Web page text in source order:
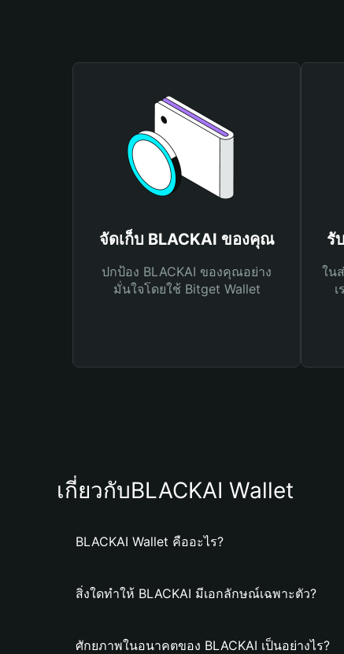
จัดเก็บ BLACKAI ของคุณ
ปกป้อง BLACKAI ของคุณอย่าง
มั่นใจโดยใช้ Bitget Wallet
รั
ใน
เกี่ยวกับBLACKAI Wallet
BLACKAI Wallet คืออะไร?
สิ่งใดทำให้ BLACKAI มีเอกลักษณ์เฉพาะตัว?
ศักยภาพในอนาคตของ BLACKAI เป็นอย่างไร?